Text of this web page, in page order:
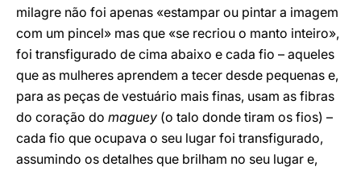
milagre não foi apenas «estampar ou pintar a imagem
com um pincel» mas que «se recriou o manto inteiro»,
foi transfigurado de cima abaixo e cada fio – aqueles
que as mulheres aprendem a tecer desde pequenas e,
para as peças de vestuário mais finas, usam as fibras
do coração do maguey (o talo donde tiram os fios) –
cada fio que ocupava o seu lugar foi transfigurado,
assumindo os detalhes que brilham no seu lugar e,